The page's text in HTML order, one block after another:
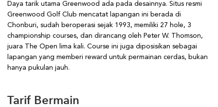
Daya tarik utama Greenwood ada pada desainnya. Situs resmi
Greenwood Golf Club mencatat lapangan ini berada di
Chonburi, sudah beroperasi sejak 1993, memiliki 27 hole, 3
championship courses, dan dirancang oleh Peter W. Thomson,
juara The Open lima kali. Course ini juga diposisikan sebagai
lapangan yang memberi reward untuk permainan cerdas, bukan
hanya pukulan jauh.
Tarif Bermain